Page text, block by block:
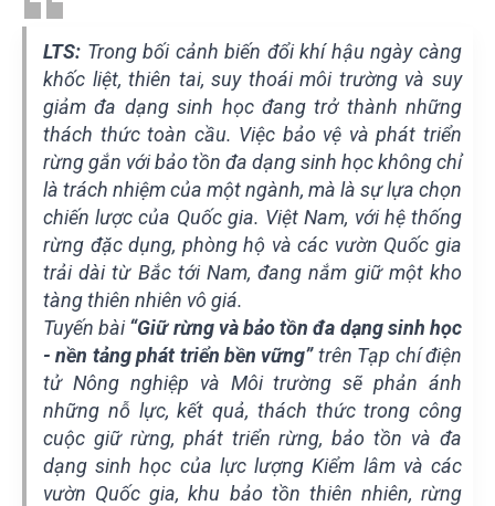
LTS: Trong bối cảnh biến đổi khí hậu ngày càng
khốc liệt, thiên tai, suy thoái môi trường và suy
giảm đa dạng sinh học đang trở thành những
thách thức toàn cầu. Việc bảo vệ và phát triển
rừng gắn với bảo tồn đa dạng sinh học không chỉ
là trách nhiệm của một ngành, mà là sự lựa chọn
chiến lược của Quốc gia. Việt Nam, với hệ thống
rừng đặc dụng, phòng hộ và các vườn Quốc gia
trải dài từ Bắc tới Nam, đang nắm giữ một kho
tàng thiên nhiên vô giá.
Tuyến bài“Giữ rừng và bảo tồn đa dạng sinh học
- nền tảng phát triển bền vững”trên Tạp chí điện
tử Nông nghiệp và Môi trường sẽ phản ánh
những nỗ lực, kết quả, thách thức trong công
cuộc giữ rừng, phát triển rừng, bảo tồn và đa
dạng sinh học của lực lượng Kiểm lâm và các
vườn Quốc gia, khu bảo tồn thiên nhiên, rừng